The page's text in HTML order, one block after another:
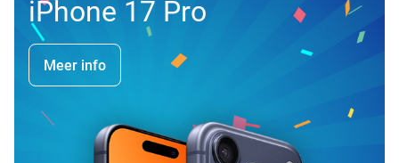
iPhone 17 Pro
Meer info